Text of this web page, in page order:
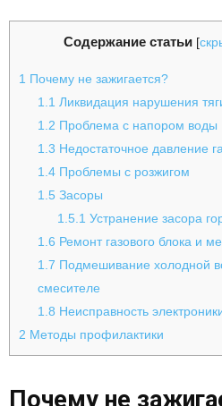
Содержание статьи [
1 Почему не зажигается?
1.1 Ликвидация нарушения
1.2 Проблема с напором воды
1.3 Недостаточное давление
1.4 Проблемы с розжигом
1.5 Засоры
1.5.1 Устранение засора
1.6 Ремонт газового блока и
1.7 Подмешивание холодной
смесителе
1.8 Неисправность
2 Методы профилактики
Почему не